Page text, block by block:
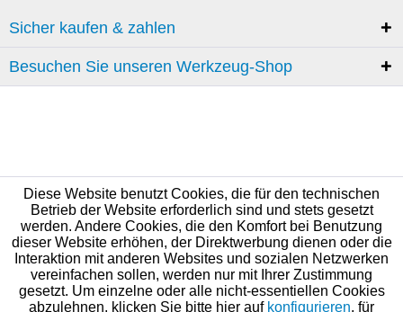
Sicher kaufen & zahlen
Besuchen Sie unseren Werkzeug-Shop
Diese Website benutzt Cookies, die für den technischen
Betrieb der Website erforderlich sind und stets gesetzt
werden. Andere Cookies, die den Komfort bei Benutzung
dieser Website erhöhen, der Direktwerbung dienen oder die
Interaktion mit anderen Websites und sozialen Netzwerken
vereinfachen sollen, werden nur mit Ihrer Zustimmung
gesetzt. Um einzelne oder alle nicht-essentiellen Cookies
abzulehnen, klicken Sie bitte hier auf konfigurieren, für